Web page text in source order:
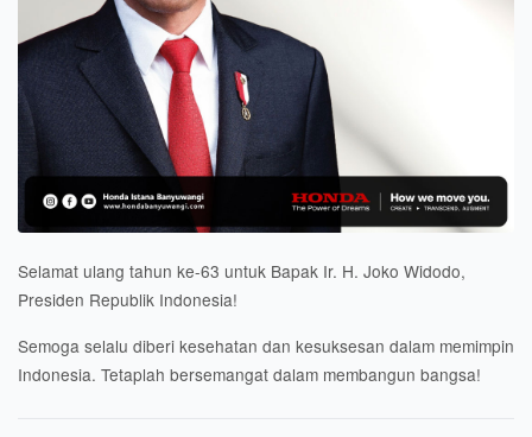
Selamat ulang tahun ke-63 untuk Bapak Ir. H. Joko Widodo,
Presiden Republik Indonesia!
Semoga selalu diberi kesehatan dan kesuksesan dalam memimpin
Indonesia. Tetaplah bersemangat dalam membangun bangsa!